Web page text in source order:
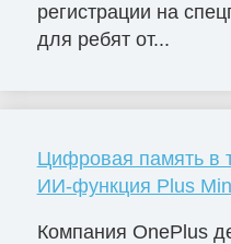
регистрации на
для ребят от...
Цифровая память в
ИИ-функция Plus
Компания OnePlus